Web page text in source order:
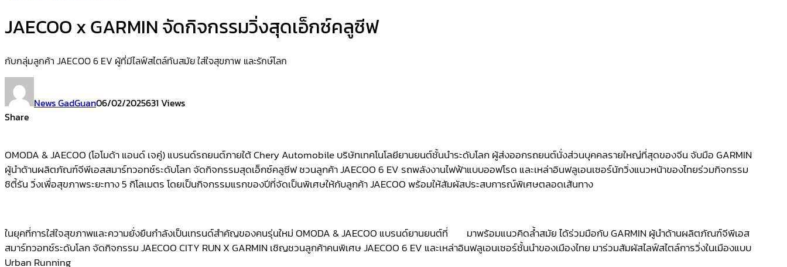
JAECOO x GARMIN จัดกิจกรรมวิ่งสุดเอ็กซ์คลูซีฟ
กับกลุ่มลูกค้า JAECOO 6 EV ผู้ที่มีไลฟ์สไตล์ทันสมัย ใส่ใจสุขภาพ และรักษ์โลก
News GadGuan06/02/2025631 Views
Share
OMODA & JAECOO (โอโมด้า แอนด์ เจคู่) แบรนด์รถยนต์ภายใต้ Chery Automobile บริษัทเทคโนโลยียานยนต์ชั้นนำระดับโลก ผู้ส่งออกรถยนต์นั่งส่วนบุคคลรายใหญ่ที่สุดของจีน จับมือ GARMIN
ผู้นำด้านผลิตภัณฑ์จีพีเอสสมาร์ทวอทช์ระดับโลก จัดกิจกรรมสุดเอ็กซ์คลูซีฟ ชวนลูกค้า JAECOO 6 EV รถพลังงานไฟฟ้าแบบออฟโรด และเหล่าอินฟลูเอนเซอร์นักวิ่งแนวหน้าของไทยร่วมกิจกรรม
ซิตี้รัน วิ่งเพื่อสุขภาพระยะทาง 5 กิโลเมตร โดยเป็นกิจกรรมแรกของปีที่จัดเป็นพิเศษให้กับลูกค้า JAECOO พร้อมให้สัมผัสประสบการณ์พิเศษตลอดเส้นทาง
ในยุคที่การใส่ใจสุขภาพและความยั่งยืนกำลังเป็นเทรนด์สำคัญของคนรุ่นใหม่ OMODA & JAECOO แบรนด์ยานยนต์ที่ มาพร้อมแนวคิดล้ำสมัย ได้ร่วมมือกับ GARMIN ผู้นำด้านผลิตภัณฑ์จีพีเอส
สมาร์ทวอทช์ระดับโลก จัดกิจกรรม JAECOO CITY RUN X GARMIN เชิญชวนลูกค้าคนพิเศษ JAECOO 6 EV และเหล่าอินฟลูเอนเซอร์ชั้นนำของเมืองไทย มาร่วมสัมผัสไลฟ์สไตล์การวิ่งในเมืองแบบ
Urban Running